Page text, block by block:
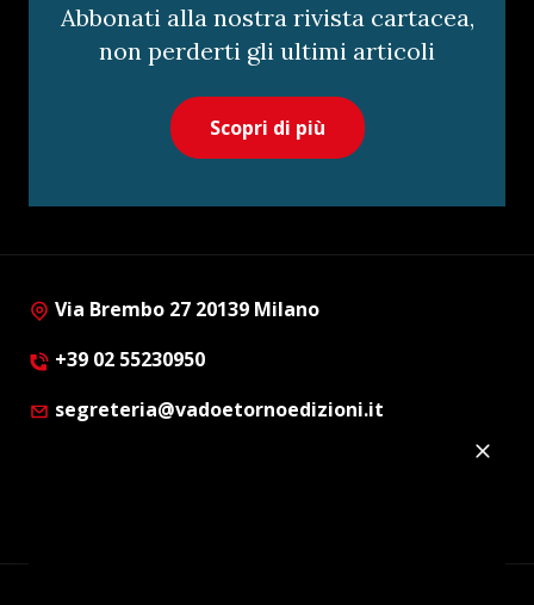
Abbonati alla nostra rivista cartacea,
non perderti gli ultimi articoli
Scopri di più
Via Brembo 27 20139 Milano
+39 02 55230950
segreteria@vadoetornoedizioni.it